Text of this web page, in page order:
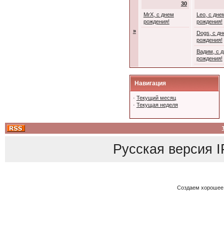
»
30
MrX, с днем
рождения!
Leo, с
рождения!
Dogs, с
рождения!
Вадим, с
рождения!
Навигация
· Текущий месяц
· Текущая неделя
Русская версия
Создаем